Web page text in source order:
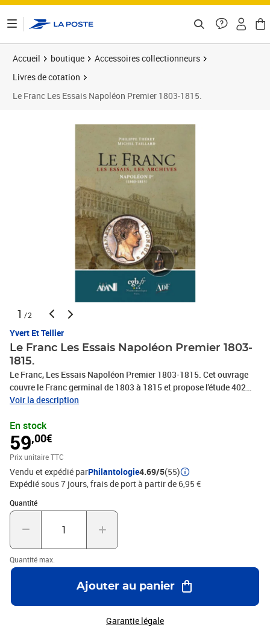
Accueil boutique
Accessoires collectionneurs
Livres de cotation
Le Franc Les Essais Napoléon Premier 1803-1815.
1 /2
Yvert Et Tellier
Le Franc Les Essais Napoléon Premier 1803-
1815.
Le Franc, Les Essais Napoléon Premier 1803-1815. Cet ouvrage
couvre le Franc germinal de 1803 à 1815 et propose l'étude 402
essais. Il s'agit du premier tome d'une étude sur les essais de la
Napoléon III. En 2024 sont prévus 2 ouvrages dédiés à Louis XVIII
et Charles X. Description de chaque pièce et cotations pour 4 ou 5
états de conservation. 1100 illustrations couleurs. 544 pages.
Format 165 x 240 mm. Par P. Théret et M. Taillard. Editions
Chevau-Légers.
Voir la description
En stock
59,00€
Prix unitaire TTC
Vendu et expédié parPhilantologie4.69/5(55)
Expédié sous 7 jours, frais de port à partir de 6,95 €
Quantité
Quantité : 1
Quantité max.
Ajouter au panier
Garantie légale